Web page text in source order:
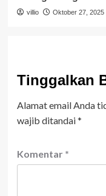
villio Oktober 27, 2025
Tinggalkan
Alamat email Anda
wajib ditandai*
Komentar *